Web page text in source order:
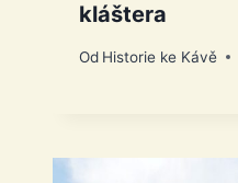
kláštera
Od Historie ke Kávě